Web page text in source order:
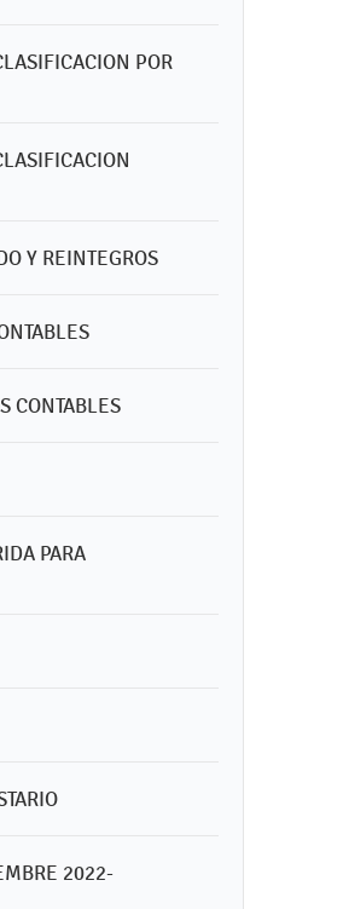
POR
Y REINTEGROS
CONTABLES
PARA
2022-